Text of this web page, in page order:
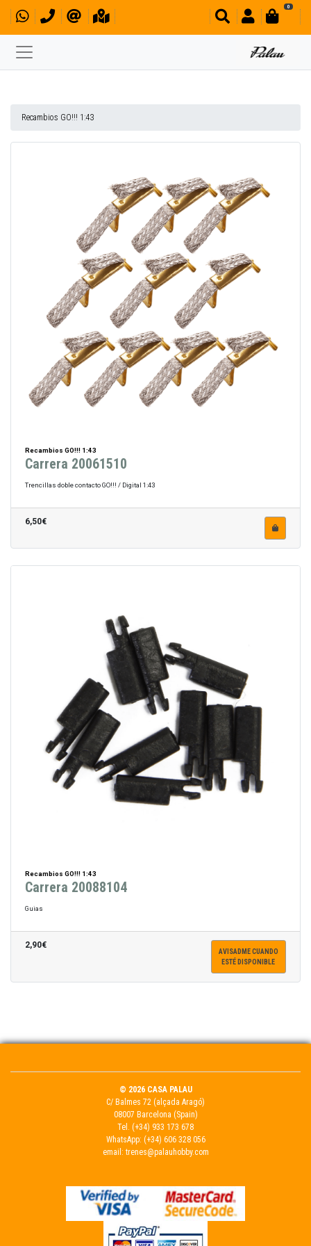
0
Recambios GO!!! 1:43
Recambios GO!!! 1:43
Carrera 20061510
Trencillas doble contacto GO!!! / Digital 1:43
6,50€
Recambios GO!!! 1:43
Carrera 20088104
Guias
2,90€
AVISADME CUANDO
ESTÉ DISPONIBLE
© 2026 CASA PALAU
C/ Balmes 72 (alçada Aragó)
08007 Barcelona (Spain)
Tel. (+34) 933 173 678
WhatsApp: (+34) 606 328 056
email: trenes@palauhobby.com